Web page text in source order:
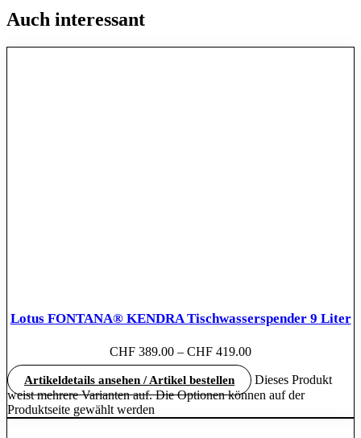
Auch interessant
Lotus FONTANA® KENDRA Tischwasserspender 9 Liter
CHF 389.00 – CHF 419.00
Artikeldetails ansehen / Artikel bestellen
Dieses Produkt
weist mehrere Varianten auf. Die Optionen können auf der
Produktseite gewählt werden